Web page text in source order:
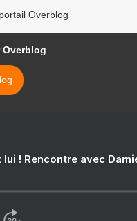
Overblog
Overblog
! Rencontre avec